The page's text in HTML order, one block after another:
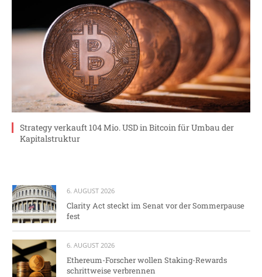
Strategy verkauft 104 Mio. USD in Bitcoin für Umbau der
Kapitalstruktur
6. AUGUST 2026
Clarity Act steckt im Senat vor der Sommerpause
fest
6. AUGUST 2026
Ethereum-Forscher wollen Staking-Rewards
schrittweise verbrennen